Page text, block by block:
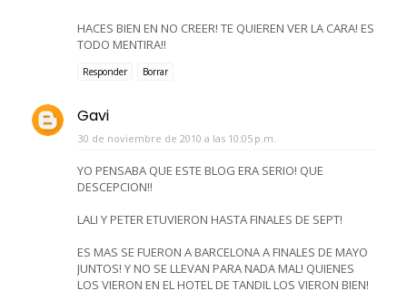
HACES BIEN EN NO CREER! TE QUIEREN VER LA CARA! ES
TODO MENTIRA!!
Responder Borrar
Gavi
30 de noviembre de 2010 a las 10:05 p.m.
YO PENSABA QUE ESTE BLOG ERA SERIO! QUE
DESCEPCION!!
LALI Y PETER ETUVIERON HASTA FINALES DE SEPT!
ES MAS SE FUERON A BARCELONA A FINALES DE MAYO
JUNTOS! Y NO SE LLEVAN PARA NADA MAL! QUIENES
LOS VIERON EN EL HOTEL DE TANDIL LOS VIERON BIEN!